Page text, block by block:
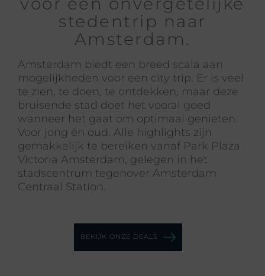
stedentrip naar
Amsterdam.
Amsterdam biedt een breed scala aan
mogelijkheden voor een city trip. Er is veel
te zien, te doen, te ontdekken, maar deze
bruisende stad doet het vooral goed
wanneer het gaat om optimaal genieten.
Voor jong én oud. Alle highlights zijn
gemakkelijk te bereiken vanaf Park Plaza
Victoria Amsterdam, gelegen in het
stadscentrum tegenover Amsterdam
Centraal Station.
BEKIJK ONZE DEALS